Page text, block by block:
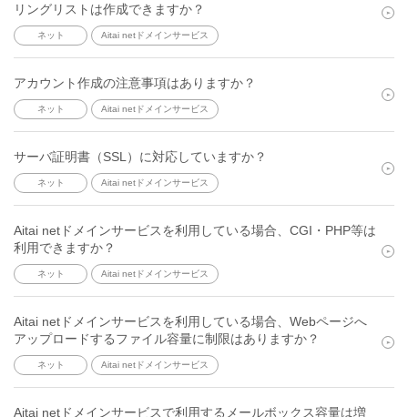
リングリストは作成できますか？
ネット Aitai netドメインサービス
アカウント作成の注意事項はありますか？
ネット Aitai netドメインサービス
サーバ証明書（SSL）に対応していますか？
ネット Aitai netドメインサービス
Aitai netドメインサービスを利用している場合、CGI・PHP等は
利用できますか？
ネット Aitai netドメインサービス
Aitai netドメインサービスを利用している場合、Webページへ
アップロードするファイル容量に制限はありますか？
ネット Aitai netドメインサービス
Aitai netドメインサービスで利用するメールボックス容量は増